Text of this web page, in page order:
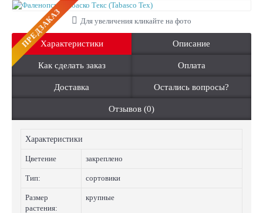
ПРЕДЗАКАЗ Для увеличения кликайте на фото
Характеристики Описание
Как сделать заказ Оплата
Доставка Остались вопросы?
Отзывов (0)
Характеристики
Цветение закреплено
Тип: сортовики
Размер
растения:
крупные